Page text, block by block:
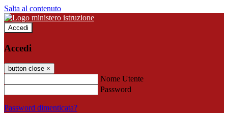
Salta al contenuto
Accedi
Accedi
button close ×
Nome Utente
Password
Password dimenticata?